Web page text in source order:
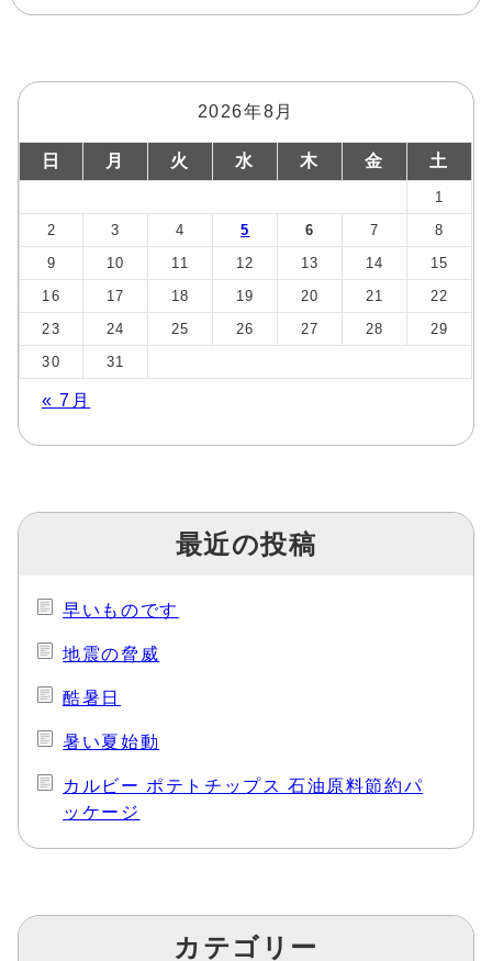
2026年8月
日 月 火 水 木 金 土
1
2
3 4 5 6 7
8
9
10 11 12 13 14
15
16
17 18 19 20 21
22
23
24 25 26 27 28
29
30
31
« 7月
最近の投稿
早いものです
地震の脅威
酷暑日
暑い夏始動
カルビー ポテトチップス 石油原料節約パ
ッケージ
カテゴリー